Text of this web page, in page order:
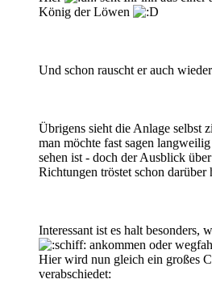
König der Löwen
Und schon rauscht er auch
Übrigens sieht die Anlage selbst
man möchte fast sagen
sehen ist - doch der Ausblick
Richtungen tröstet schon darüber
Interessant ist es halt besonders,
ankommen oder
Hier wird nun gleich ein großes
verabschiedet: